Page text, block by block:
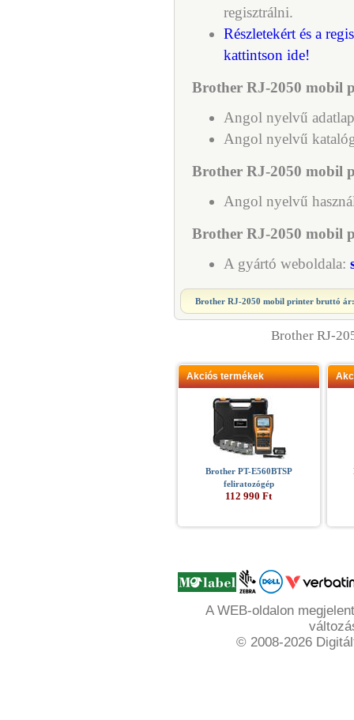
regisztrálni.
Részletekért és a
kattintson ide!
Brother RJ-2050 mobil
Angol nyelvű
Angol nyelvű
Brother RJ-2050 mobil
Angol nyelvű
Brother RJ-2050 mobil
A gyártó weboldala:
Brother RJ-2050 mobil printer bruttó
Brother RJ-
Akciós termékek
Brother PT-E560BTSP
feliratozógép
112 990 Ft
A WEB-oldalon
© 2008-2026